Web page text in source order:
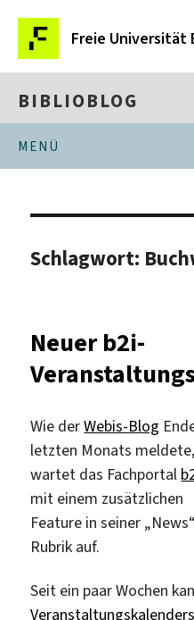
Freie Universität
BIBLIOBLOG
MENÜ
Schlagwort:
Neuer b2i-
Wie derWebis-Blog
letzten Monats meldete,
wartet das Fachportal
mit einem zusätzlichen
Feature in seiner
Rubrik auf.
Seit ein paar Wochen
Veranstaltungskalenders